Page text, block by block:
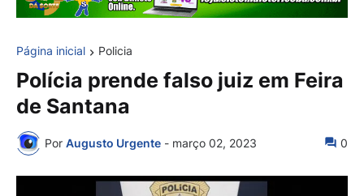
Página inicial Policia
Polícia prende falso juiz em Feira
de Santana
Por Augusto Urgente - março 02, 2023 0